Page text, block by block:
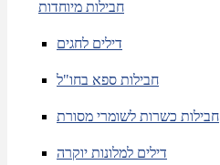
חבילות מיוחדות
דילים לחגים
חבילות ספא בחו"ל
חבילות כשרות לשומרי מסורת
דילים למלונות יוקרה